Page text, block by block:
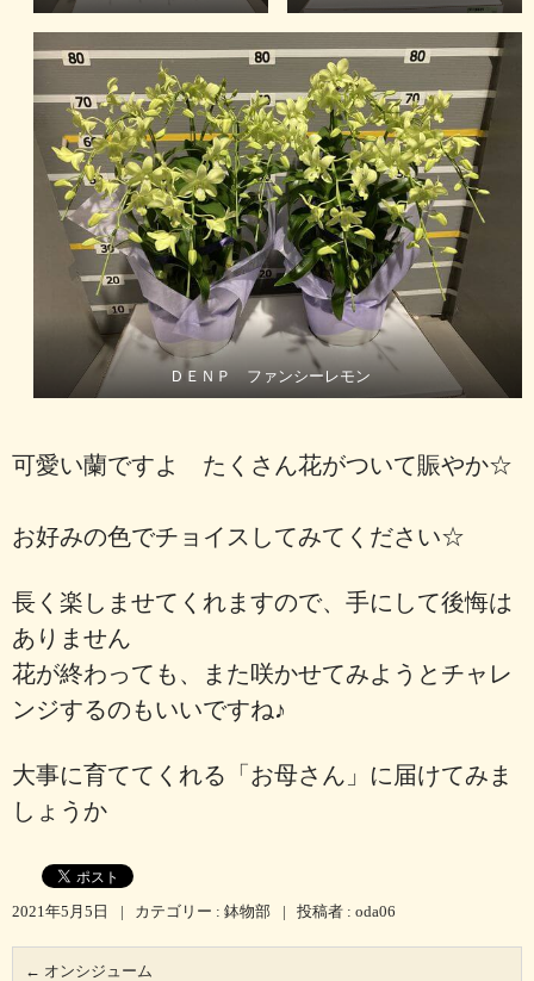
ＤＥＮＰ ファンシーレモン
可愛い蘭ですよ たくさん花がついて賑やか☆
お好みの色でチョイスしてみてください☆
長く楽しませてくれますので、手にして後悔は
ありません
花が終わっても、また咲かせてみようとチャレ
ンジするのもいいですね♪
大事に育ててくれる「お母さん」に届けてみま
しょうか
2021年5月5日 | カテゴリー : 鉢物部 | 投稿者 : oda06
← オンシジューム